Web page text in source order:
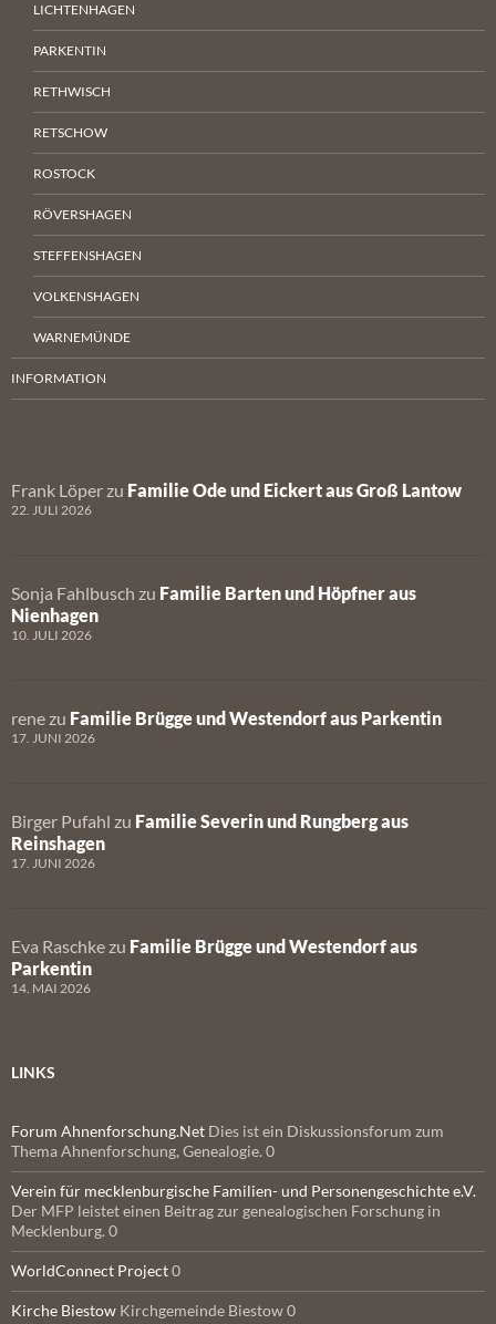
LICHTENHAGEN
PARKENTIN
RETHWISCH
RETSCHOW
ROSTOCK
RÖVERSHAGEN
STEFFENSHAGEN
VOLKENSHAGEN
WARNEMÜNDE
INFORMATION
Frank Löper zu Familie Ode und Eickert aus Groß Lantow
22. JULI 2026
Sonja Fahlbusch zu Familie Barten und Höpfner aus
Nienhagen
10. JULI 2026
rene zu Familie Brügge und Westendorf aus Parkentin
17. JUNI 2026
Birger Pufahl zu Familie Severin und Rungberg aus
Reinshagen
17. JUNI 2026
Eva Raschke zu Familie Brügge und Westendorf aus
Parkentin
14. MAI 2026
LINKS
Forum Ahnenforschung.Net Dies ist ein Diskussionsforum zum
Thema Ahnenforschung, Genealogie. 0
Verein für mecklenburgische Familien- und Personengeschichte e.V.
Der MFP leistet einen Beitrag zur genealogischen Forschung in
Mecklenburg. 0
WorldConnect Project0
Kirche Biestow Kirchgemeinde Biestow 0